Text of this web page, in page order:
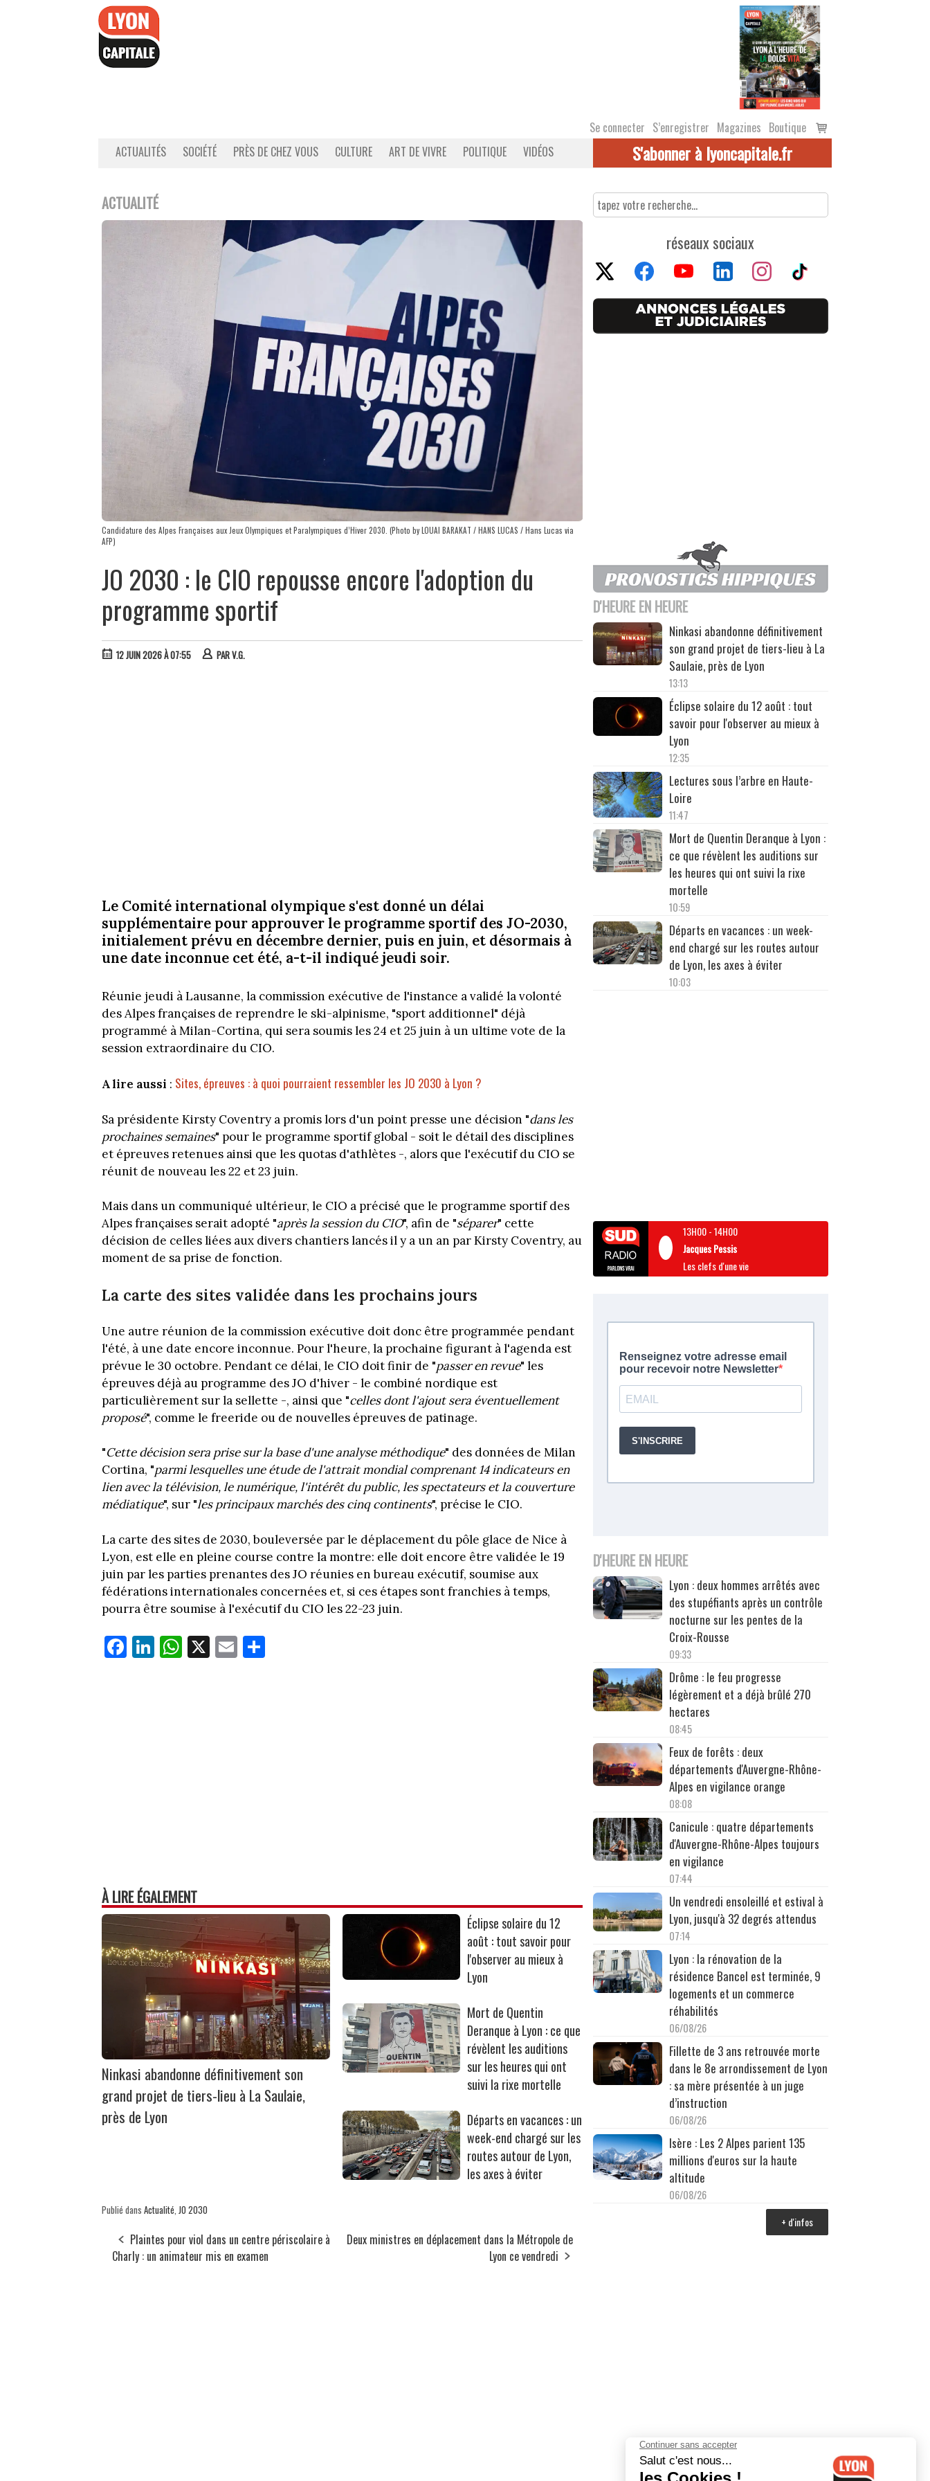
Se connecter S’enregistrer Magazines Boutique
Voir
le
ACTUALITÉS SOCIÉTÉ PRÈS DE CHEZ VOUS CULTURE ART DE VIVRE POLITIQUE VIDÉOS S'abonner à lyoncapitale.fr
ACTUALITÉ
Candidature des Alpes Françaises aux Jeux Olympiques et Paralympiques d’Hiver 2030. (Photo by LOUAI BARAKAT / HANS LUCAS / Hans Lucas via
AFP)
JO 2030 : le CIO repousse encore l'adoption du
programme sportif
12 JUIN 2026 À 07:55 PARV.G.
Le Comité international olympique s'est donné un délai
supplémentaire pour approuver le programme sportif des JO-2030,
initialement prévu en décembre dernier, puis en juin, et désormais à
une date inconnue cet été, a-t-il indiqué jeudi soir.
Réunie jeudi à Lausanne, la commission exécutive de l'instance a validé la volonté
des Alpes françaises de reprendre le ski-alpinisme, "sport additionnel" déjà
programmé à Milan-Cortina, qui sera soumis les 24 et 25 juin à un ultime vote de la
session extraordinaire du CIO.
A lire aussi : Sites, épreuves : à quoi pourraient ressembler les JO 2030 à Lyon ?
Sa présidente Kirsty Coventry a promis lors d'un point presse une décision "dans les
prochaines semaines" pour le programme sportif global - soit le détail des disciplines
et épreuves retenues ainsi que les quotas d'athlètes -, alors que l'exécutif du CIO se
réunit de nouveau les 22 et 23 juin.
Mais dans un communiqué ultérieur, le CIO a précisé que le programme sportif des
Alpes françaises serait adopté "après la session du CIO", afin de "séparer" cette
décision de celles liées aux divers chantiers lancés il y a un an par Kirsty Coventry, au
moment de sa prise de fonction.
La carte des sites validée dans les prochains jours
Une autre réunion de la commission exécutive doit donc être programmée pendant
l'été, à une date encore inconnue. Pour l'heure, la prochaine figurant à l'agenda est
prévue le 30 octobre. Pendant ce délai, le CIO doit finir de "passer en revue" les
épreuves déjà au programme des JO d'hiver - le combiné nordique est
particulièrement sur la sellette -, ainsi que "celles dont l'ajout sera éventuellement
proposé", comme le freeride ou de nouvelles épreuves de patinage.
"Cette décision sera prise sur la base d'une analyse méthodique" des données de Milan
Cortina, "parmi lesquelles une étude de l'attrait mondial comprenant 14 indicateurs en
lien avec la télévision, le numérique, l'intérêt du public, les spectateurs et la couverture
médiatique", sur "les principaux marchés des cinq continents", précise le CIO.
La carte des sites de 2030, bouleversée par le déplacement du pôle glace de Nice à
Lyon, est elle en pleine course contre la montre: elle doit encore être validée le 19
juin par les parties prenantes des JO réunies en bureau exécutif, soumise aux
fédérations internationales concernées et, si ces étapes sont franchies à temps,
pourra être soumise à l'exécutif du CIO les 22-23 juin.
Fa
ce
Li
nk
W
ha
X E
m
À LIRE ÉGALEMENT
Ninkasi abandonne définitivement son
grand projet de tiers-lieu à La Saulaie,
près de Lyon
Éclipse solaire du 12
août : tout savoir pour
l'observer au mieux à
Lyon
Mort de Quentin
Deranque à Lyon : ce que
révèlent les auditions
sur les heures qui ont
suivi la rixe mortelle
Départs en vacances : un
week-end chargé sur les
routes autour de Lyon,
les axes à éviter
Publié dans Actualité, JO 2030
Plaintes pour viol dans un centre périscolaire à
Charly : un animateur mis en examen
Deux ministres en déplacement dans la Métropole de
Lyon ce vendredi
réseaux sociaux
D'HEURE EN HEURE
Ninkasi abandonne définitivement
son grand projet de tiers-lieu à La
Saulaie, près de Lyon
13:13
Éclipse solaire du 12 août : tout
savoir pour l'observer au mieux à
Lyon
12:35
Lectures sous l’arbre en Haute-
Loire
11:47
Mort de Quentin Deranque à Lyon :
ce que révèlent les auditions sur
les heures qui ont suivi la rixe
mortelle
10:59
Départs en vacances : un week-
end chargé sur les routes autour
de Lyon, les axes à éviter
10:03
13H00-14H00
Jacques Pessis
Les clefs d'une vie
D'HEURE EN HEURE
Lyon : deux hommes arrêtés avec
des stupéfiants après un contrôle
nocturne sur les pentes de la
Croix-Rousse
09:33
Drôme : le feu progresse
légèrement et a déjà brûlé 270
hectares
08:45
Feux de forêts : deux
départements d'Auvergne-Rhône-
Alpes en vigilance orange
08:08
Canicule : quatre départements
d'Auvergne-Rhône-Alpes toujours
en vigilance
07:44
Un vendredi ensoleillé et estival à
Lyon, jusqu'à 32 degrés attendus
07:14
Lyon : la rénovation de la
résidence Bancel est terminée, 9
logements et un commerce
réhabilités
06/08/26
Fillette de 3 ans retrouvée morte
dans le 8e arrondissement de Lyon
: sa mère présentée à un juge
d’instruction
06/08/26
Isère : Les 2 Alpes parient 135
millions d'euros sur la haute
altitude
06/08/26
+ d'infos